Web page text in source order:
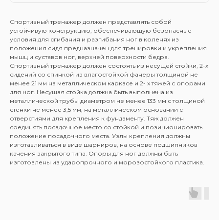
Спортивный тренажер должен представлять собой
устойчивую конструкцию, обеспечивающую безопасные
условия для сгибания и разгибания ног в коленях из
положения сидя предназначен для тренировки и укрепления
мышц и суставов ног, верхней поверхности бедра.
Спортивный тренажер должен состоять из несущей стойки, 2-х
сидений со спинкой из влагостойкой фанеры толщиной не
менее 21 мм на металлическом каркасе и 2- х тяжей с опорами
для ног. Несущая стойка должна быть выполнена из
металлической трубы диаметром не менее 133 мм с толщиной
стенки не менее 3,5 мм, на металлическом основании с
отверстиями для крепления к фундаменту. Тяж должен
соединять посадочное место со стойкой и позиционировать
положение посадочного места. Узлы крепления должны
изготавливаться в виде шарниров, на основе подшипников
качения закрытого типа. Опоры для ног должны быть
изготовлены из ударопрочного и морозостойкого пластика.